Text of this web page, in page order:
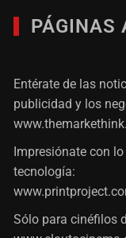
PÁGINAS
Entérate de las
publicidad y los
Impresiónate con
tecnología:
Sólo para cinéfilos